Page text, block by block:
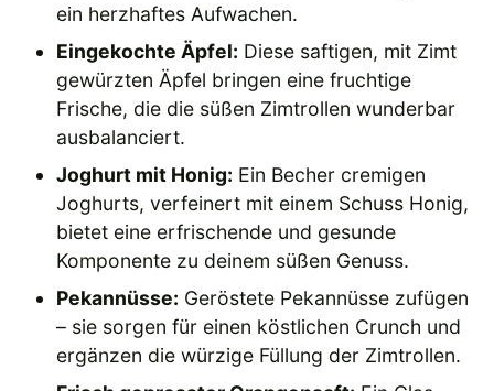
ein herzhaftes Aufwachen.
Eingekochte Äpfel: Diese saftigen, mit Zimt
gewürzten Äpfel bringen eine fruchtige
Frische, die die süßen Zimtrollen wunderbar
ausbalanciert.
Joghurt mit Honig: Ein Becher cremigen
Joghurts, verfeinert mit einem Schuss Honig,
bietet eine erfrischende und gesunde
Komponente zu deinem süßen Genuss.
Pekannüsse: Geröstete Pekannüsse zufügen
– sie sorgen für einen köstlichen Crunch und
ergänzen die würzige Füllung der Zimtrollen.